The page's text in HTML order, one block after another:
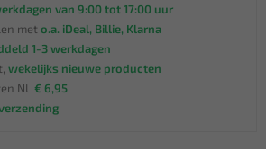
van 9:00 tot 17:00 uur
met o.a. iDeal, Billie, Klarna
1-3 werkdagen
wekelijks nieuwe producten
NL € 6,95